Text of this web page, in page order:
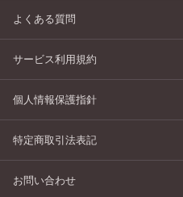
よくある質問
サービス利用規約
個人情報保護指針
特定商取引法表記
お問い合わせ